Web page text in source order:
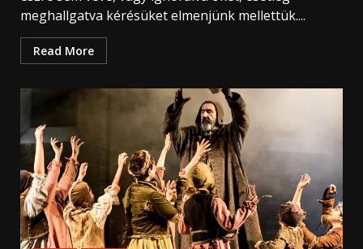
meghallgatva kérésüket elmenjünk mellettük....
Read More